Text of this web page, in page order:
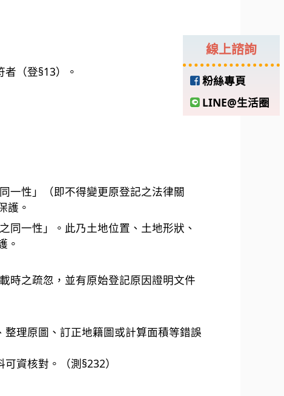
（登§13）。
一性」（即不得變更原登記之法律關
護。
一性」。此乃土地位置、土地形狀、
。
之疏忽，並有原始登記原因證明文件
理原圖、訂正地籍圖或計算面積等錯誤
資核對。（測§232）
線上諮詢
粉絲專頁
LINE@生活圈